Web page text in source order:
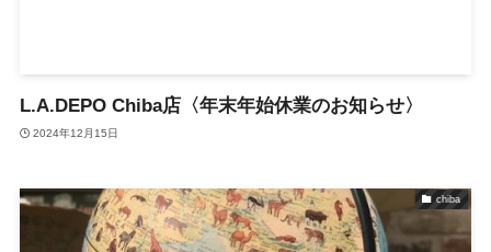
L.A.DEPO Chiba店〈年末年始休業のお知らせ〉
2024年12月15日
chiba